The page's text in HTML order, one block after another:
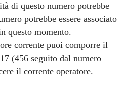
di questo numero potrebbe
potrebbe essere associato
questo momento.
corrente puoi comporre il
(456 seguito dal numero
il corrente operatore.